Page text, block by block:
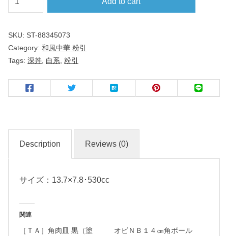
立
４
深
丼
SKU: ST-88345073
Category: 和風中華 粉引
Tags: 深丼 白系 粉引
Description Reviews (0)
サイズ：13.7×7.8･530cc
関連
［ＴＡ］角肉皿 黒（塗
オビＮＢ１４㎝角ボール